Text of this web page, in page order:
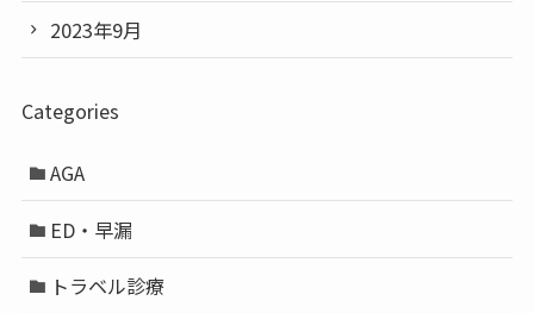
2023年9月
Categories
AGA
ED・早漏
トラベル診療